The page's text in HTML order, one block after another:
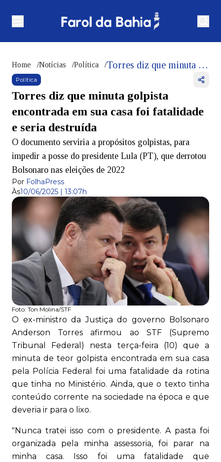
Home /Notícias /Política / Torres diz que minuta golpista encontrada em sua casa foi fatalidade e seria destruída
Política
Torres diz que minuta golpista
encontrada em sua casa foi fatalidade
e seria destruída
O documento serviria a propósitos golpistas, para
impedir a posse do presidente Lula (PT), que derrotou
Bolsonaro nas eleições de 2022
Por FolhaPress
Às10/06/2025 | 13:07h
Foto: Ton Molina/STF
O ex-ministro da Justiça do governo Bolsonaro
Anderson Torres afirmou ao STF (Supremo
Tribunal Federal) nesta terça-feira (10) que a
minuta de teor golpista encontrada em sua casa
pela Polícia Federal foi uma fatalidade da rotina
que tinha no Ministério. Ainda, que o texto tinha
conteúdo corrente na sociedade na época e que
deveria ir para o lixo.
"Nunca tratei isso com o presidente. A pasta foi
organizada pela minha assessoria, foi parar na
minha casa. Isso foi uma fatalidade que